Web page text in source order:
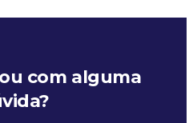
com alguma